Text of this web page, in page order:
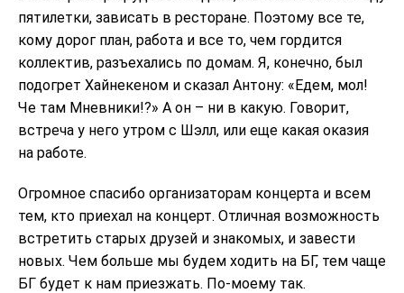
пятилетки, зависать в ресторане. Поэтому все те,
кому дорог план, работа и все то, чем гордится
коллектив, разъехались по домам. Я, конечно, был
подогрет Хайнекеном и сказал Антону: «Едем, мол!
Че там Мневники!?» А он – ни в какую. Говорит,
встреча у него утром с Шэлл, или еще какая оказия
на работе.
Огромное спасибо организаторам концерта и всем
тем, кто приехал на концерт. Отличная возможность
встретить старых друзей и знакомых, и завести
новых. Чем больше мы будем ходить на БГ, тем чаще
БГ будет к нам приезжать. По-моему так.